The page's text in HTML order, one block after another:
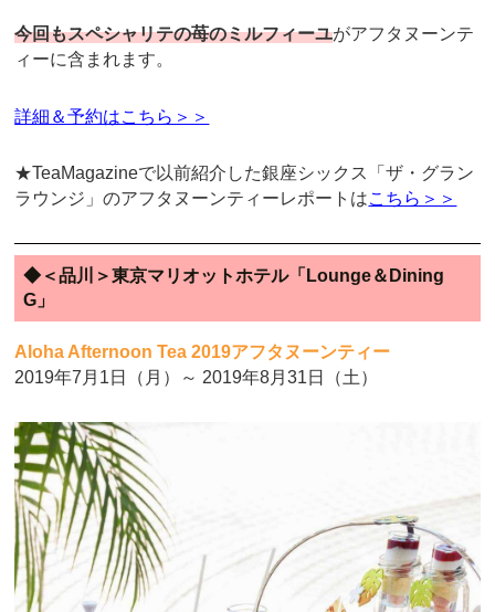
今回もスペシャリテの苺のミルフィーユがアフタヌーンテ
ィーに含まれます。
詳細＆予約はこちら＞＞
★TeaMagazineで以前紹介した銀座シックス「ザ・グラン
ラウンジ」のアフタヌーンティーレポートはこちら＞＞
◆＜品川＞東京マリオットホテル「Lounge＆Dining
G」
Aloha Afternoon Tea 2019アフタヌーンティー
2019年7月1日（月）～ 2019年8月31日（土）